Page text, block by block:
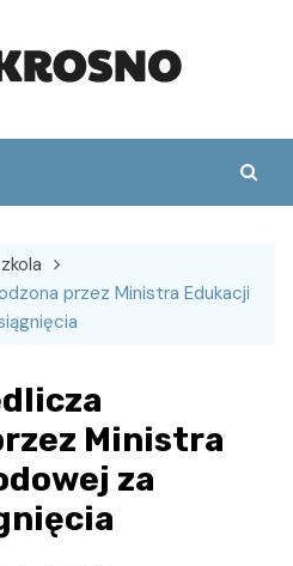
przez Ministra Edukacji
Ministra
za